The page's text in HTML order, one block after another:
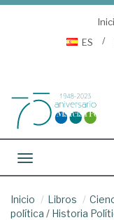
ES
Toggle navigation
Inicio Libros
política / Historia